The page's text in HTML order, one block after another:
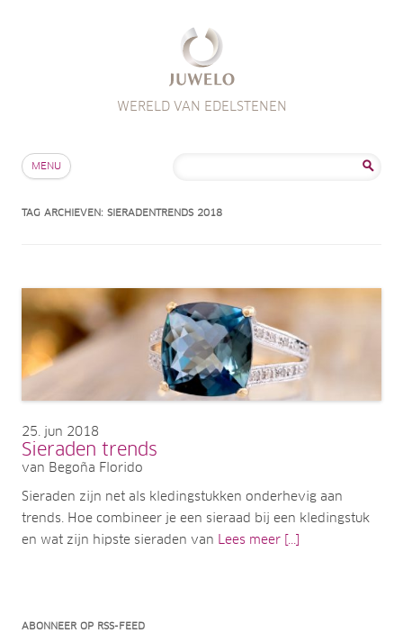
WERELD VAN EDELSTENEN
MENU
TAG ARCHIEVEN: SIERADENTRENDS 2018
25 jun 2018
Sieraden trends
van Begoña Florido
Sieraden zijn net als kledingstukken onderhevig aan
trends. Hoe combineer je een sieraad bij een kledingstuk
en wat zijn hipste sieraden van Lees meer [...]
ABONNEER OP RSS-FEED